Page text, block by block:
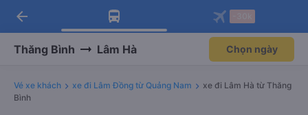
Tải app Vexere ngay!
Nhận ưu đãi thành viên độc
Mở app
Tải app Vexere
-30k/ghế khi đặt vé máy bay qua
Mở app
arrow_back
Thăng Bình Lâm Hà Chọn ngày
Vé xe khách xe đi Lâm Đồng từ Quảng Nam
xe đi Lâm Hà từ Thăng
Bình